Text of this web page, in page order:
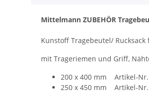
Mittelmann ZUBEHÖR
Kunstoff Tragebeutel/
mit Trageriemen und Griff,
200 x 400 mm Artikel-Nr.
250 x 450 mm Artikel-Nr.